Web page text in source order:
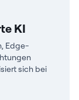
KI
Edge-
sich bei